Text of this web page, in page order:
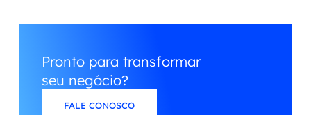
Pronto para transformar
seu negócio?
FALE CONOSCO